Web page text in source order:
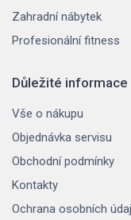
Zahradní nábytek
Profesionální fitness
Důležité informace
Vše o nákupu
Objednávka servisu
Obchodní podmínky
Kontakty
Ochrana osobních